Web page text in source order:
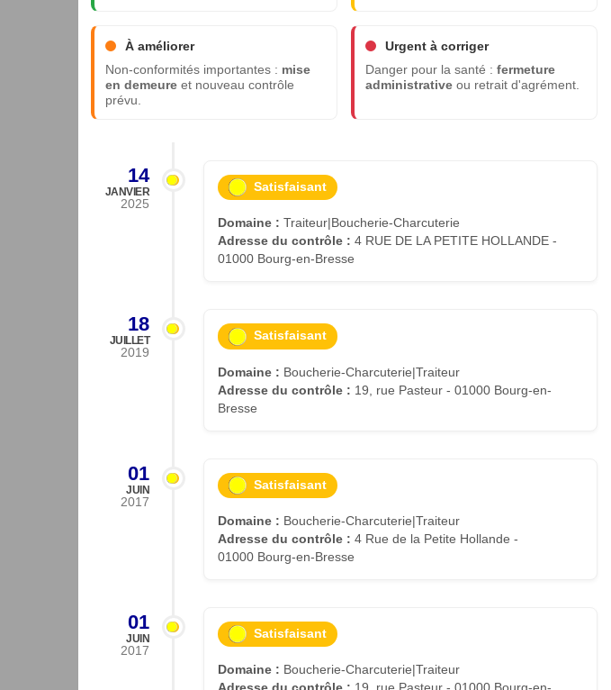
À améliorer
Non-conformités importantes : mise
en demeure et nouveau contrôle
prévu.
Urgent à corriger
Danger pour la santé : fermeture
administrative ou retrait d'agrément.
14
JANVIER
2025
Satisfaisant
Domaine : Traiteur|Boucherie-Charcuterie
Adresse du contrôle : 4 RUE DE LA PETITE HOLLANDE -
01000 Bourg-en-Bresse
18
JUILLET
2019
Satisfaisant
Domaine : Boucherie-Charcuterie|Traiteur
Adresse du contrôle : 19, rue Pasteur - 01000 Bourg-en-
Bresse
01
JUIN
2017
Satisfaisant
Domaine : Boucherie-Charcuterie|Traiteur
Adresse du contrôle : 4 Rue de la Petite Hollande -
01000 Bourg-en-Bresse
01
JUIN
2017
Satisfaisant
Domaine : Boucherie-Charcuterie|Traiteur